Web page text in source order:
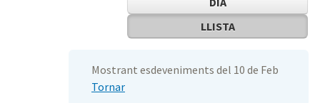
LLISTA
Mostrant esdeveniments del 10 de Feb
Tornar